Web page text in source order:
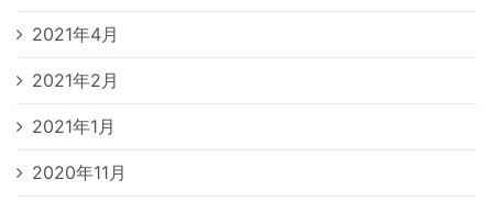
2021年4月
2021年2月
2021年1月
2020年11月